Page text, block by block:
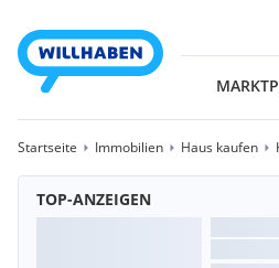
Startseite Immobilien Haus kaufen
TOP-ANZEIGEN